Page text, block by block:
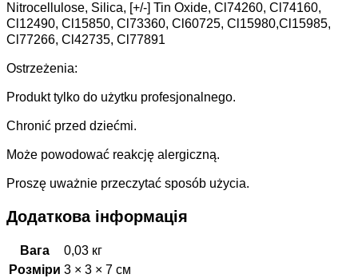
Nitrocellulose, Silica, [+/-] Tin Oxide, Cl74260, Cl74160,
Cl12490, Cl15850, Cl73360, Cl60725, Cl15980,Cl15985,
Cl77266, Cl42735, Cl77891
Ostrzeżenia:
Produkt tylko do użytku profesjonalnego.
Chronić przed dziećmi.
Może powodować reakcję alergiczną.
Proszę uważnie przeczytać sposób użycia.
Додаткова інформація
Вага
0,03 кг
Розміри 3 × 3 × 7 см